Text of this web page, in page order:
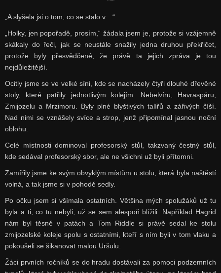
„A slyšela jsi o tom, co se stalo v…“
„Holky, jen popořadě, prosím,“ žádala jsem je, protože si vzájemně
skákaly do řeči, jak se neustále snažily jedna druhou překřičet,
protože byly přesvědčené, že právě ta jejich zpráva je tou
nejdůležitější.
Ocitly jsme se ve velké síni, kde se nacházely čtyři dlouhé dřevěné
stoly, které patřily jednotlivým kolejím. Nebelvíru, Havraspáru,
Zmijozelu a Mrzimoru. Byly plné blyštivých talířů a zářivých číší.
Nad nimi se vznášely svíce a strop, jenž připomínal jasnou noční
oblohu.
Celé místnosti dominoval profesorský stůl, takzvaný čestný stůl,
kde sedával profesorský sbor, ale ne všichni už byli přítomni.
Zamířily jsme ke svým obvyklým místům u stolu, která byla naštěstí
volná, a tak jsme si v pohodě sedly.
Po očku jsem si všímala ostatních. Většina mých spolužáků už tu
byla a ti, co tu nebyli, už se sem alespoň blížili. Například Hagrid
nám byl těsně v patách a Tom Riddle si právě sedal ke stolu
zmijozelské koleje spolu s ostatními, kteří s ním byli v tom vlaku a
pokoušeli se šikanovat malou Uršulu.
Žáci prvních ročníků se do hradu dostávali za pomoci podzemních